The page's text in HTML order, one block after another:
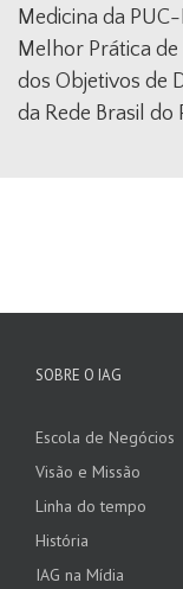
Medicina da
Melhor Prática
dos Objetivos de
da Rede Brasil
SOBRE O IAG
Escola de Negócios
Visão e Missão
Linha do tempo
História
IAG na Mídia